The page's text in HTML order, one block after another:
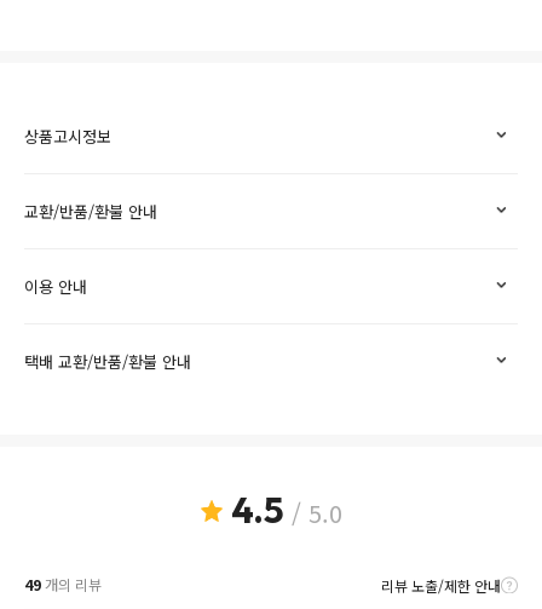
상품고시정보
교환/반품/환불 안내
이용 안내
택배 교환/반품/환불 안내
4.5 / 5.0
49개의 리뷰 리뷰 노출/제한 안내